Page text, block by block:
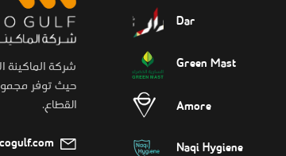
Dar
Green Mast
Amore
Naqi Hygiene
شركة الماكينة
حيث توفر
القطاع.